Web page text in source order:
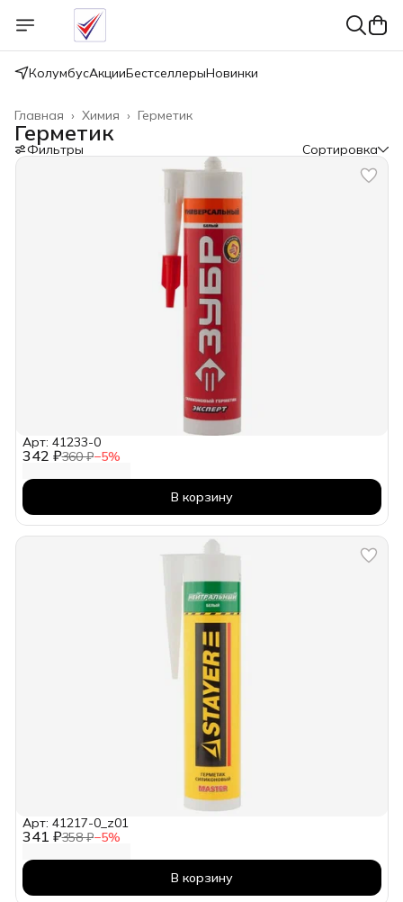
КолумбусАкцииБестселлерыНовинки
Герметик
Химия ›
Главная ›
Герметик
Фильтры Сортировка
342 ₽360 ₽−5%
Арт: 41233-0
В корзину
341 ₽358 ₽−5%
Арт: 41217-0_z01
В корзину